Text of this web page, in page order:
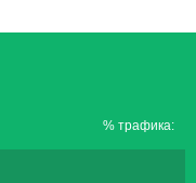
% трафика: